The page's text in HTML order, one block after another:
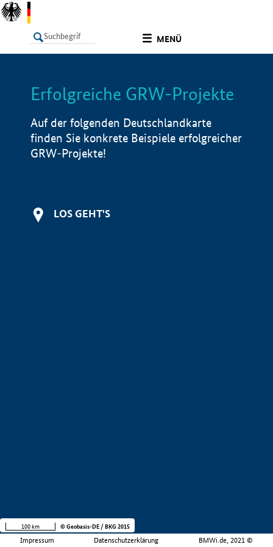
MENÜ
LISTE Info
Erfolgreiche GRW-Projekte
Auf der folgenden Deutschlandkarte
finden Sie konkrete Beispiele erfolgreicher
GRW-Projekte!
LOS GEHT'S
Impressum Datenschutzerklärung BMWi.de, 2021 ©
100 km © Geobasis-DE / BKG 2015